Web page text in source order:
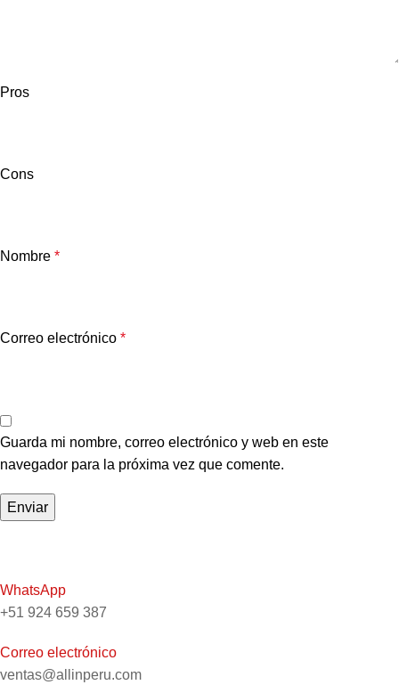
Pros
Cons
Nombre *
Correo electrónico *
Guarda mi nombre, correo electrónico y web en este
navegador para la próxima vez que comente.
WhatsApp
+51 924 659 387
Correo electrónico
ventas@allinperu.com